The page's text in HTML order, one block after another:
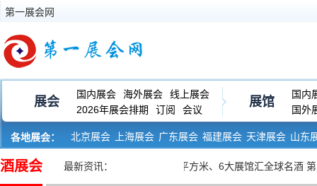
第一展会网
各地展会： 北京展会 上海展会 广东展会 福建展会 天津展会 山东
展会
国内展会 海外展会
线上展会
2026年展会排期
订阅 会议
展馆
国内
国外
酒展会 最新资讯： • 8万平方米、6大展馆汇全球名酒 第二